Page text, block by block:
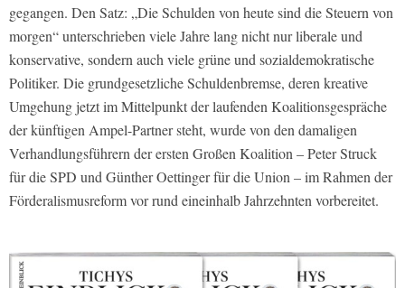
gegangen. Den Satz: „Die Schulden von heute sind die Steuern von
morgen“ unterschrieben viele Jahre lang nicht nur liberale und
konservative, sondern auch viele grüne und sozialdemokratische
Politiker. Die grundgesetzliche Schuldenbremse, deren kreative
Umgehung jetzt im Mittelpunkt der laufenden Koalitionsgespräche
der künftigen Ampel-Partner steht, wurde von den damaligen
Verhandlungsführern der ersten Großen Koalition – Peter Struck
für die SPD und Günther Oettinger für die Union – im Rahmen der
Förderalismusreform vor rund eineinhalb Jahrzehnten vorbereitet.